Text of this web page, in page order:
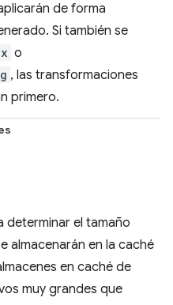
de forma
Si también se
o
, las transformaciones
primero.
determinar el tamaño
almacenarán en la caché
en caché de
muy grandes que